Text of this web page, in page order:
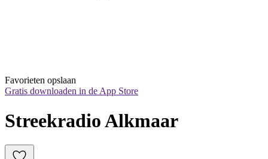
Favorieten opslaan
Gratis downloaden in de App Store
Streekradio Alkmaar